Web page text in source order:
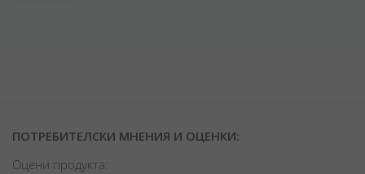
ПОТРЕБИТЕЛСКИ МНЕНИЯ И ОЦЕНКИ:
Оцени продукта: